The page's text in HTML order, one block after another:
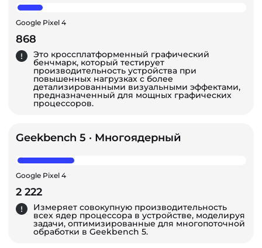
Google Pixel 4
868
Это кроссплатформенный графический
бенчмарк, который тестирует
производительность устройства при
повышенных нагрузках с более
детализированными визуальными эффектами,
предназначенный для мощных графических
процессоров.
Geekbench 5 · Многоядерный
Google Pixel 4
2 222
Измеряет совокупную производительность
всех ядер процессора в устройстве, моделируя
задачи, оптимизированные для многопоточной
обработки в Geekbench 5.